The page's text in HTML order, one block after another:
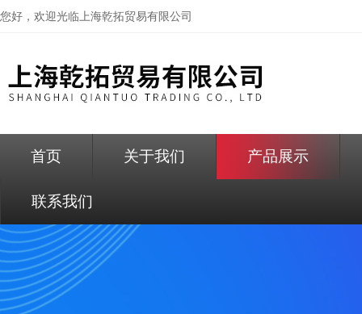
您好，欢迎光临上海乾拓贸易有限公司
首页 关于我们 产品展示
联系我们